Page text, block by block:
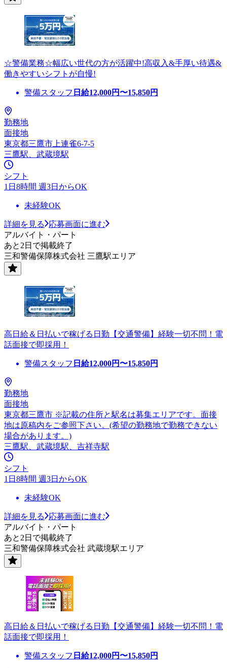
☆警備業務☆幅広い世代の方が活躍中!高収入&手厚い待遇&
働きやすいシフトが自慢!
警備スタッフ 日給12,000円〜15,850円
勤務地
面接地
東京都三鷹市上連雀6-7-5
三鷹駅、武蔵境駅
シフト
1日8時間 週3日からOK
未経験OK
詳細を見る
応募画面に進む
アルバイト・パート
あと2日で掲載終了
三和警備保障株式会社 三鷹駅エリア
高日給＆日払いで稼げる日勤【交通警備】経験一切不問！電
話面接で即採用！
警備スタッフ 日給12,000円〜15,850円
勤務地
面接地
東京都三鷹市 ※記載の住所と駅名は募集エリアです。面接
地は原稿内をご参照下さい。(希望の勤務地で勤務できない
場合があります。)
三鷹駅、武蔵境駅、吉祥寺駅
シフト
1日8時間 週3日からOK
未経験OK
詳細を見る
応募画面に進む
アルバイト・パート
あと2日で掲載終了
三和警備保障株式会社 武蔵境駅エリア
高日給＆日払いで稼げる日勤【交通警備】経験一切不問！電
話面接で即採用！
警備スタッフ 日給12,000円〜15,850円